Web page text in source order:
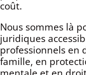
coût.
Nous sommes là
juridiques
professionnels en
famille, en